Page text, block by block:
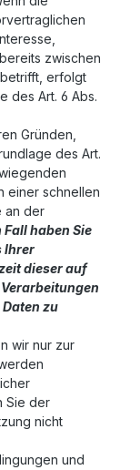
zwischen
erfolgt
des Art. 6 Abs.
Gründen,
des Art.
einer schnellen
an der
Fall haben Sie
Ihrer
dieser auf
zu
wir nur zur
Sie der
nicht
und